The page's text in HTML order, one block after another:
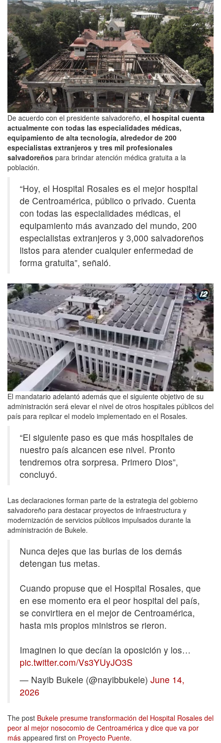
De acuerdo con el presidente salvadoreño, el hospital cuenta
actualmente con todas las especialidades médicas,
equipamiento de alta tecnología, alrededor de 200
especialistas extranjeros y tres mil profesionales
salvadoreños para brindar atención médica gratuita a la
población.
“Hoy, el Hospital Rosales es el mejor hospital
de Centroamérica, público o privado. Cuenta
con todas las especialidades médicas, el
equipamiento más avanzado del mundo, 200
especialistas extranjeros y 3,000 salvadoreños
listos para atender cualquier enfermedad de
forma gratuita”, señaló.
El mandatario adelantó además que el siguiente objetivo de su
administración será elevar el nivel de otros hospitales públicos del
país para replicar el modelo implementado en el Rosales.
“El siguiente paso es que más hospitales de
nuestro país alcancen ese nivel. Pronto
tendremos otra sorpresa. Primero Dios”,
concluyó.
Las declaraciones forman parte de la estrategia del gobierno
salvadoreño para destacar proyectos de infraestructura y
modernización de servicios públicos impulsados durante la
administración de Bukele.
Nunca dejes que las burlas de los demás
detengan tus metas.
Cuando propuse que el Hospital Rosales, que
en ese momento era el peor hospital del país,
se convirtiera en el mejor de Centroamérica,
hasta mis propios ministros se rieron.
Imaginen lo que decían la oposición y los…
pic.twitter.com/Vs3YUyJO3S
— Nayib Bukele (@nayibbukele) June 14,
2026
The post Bukele presume transformación del Hospital Rosales del
peor al mejor nosocomio de Centroamérica y dice que va por
más appeared first on Proyecto Puente.